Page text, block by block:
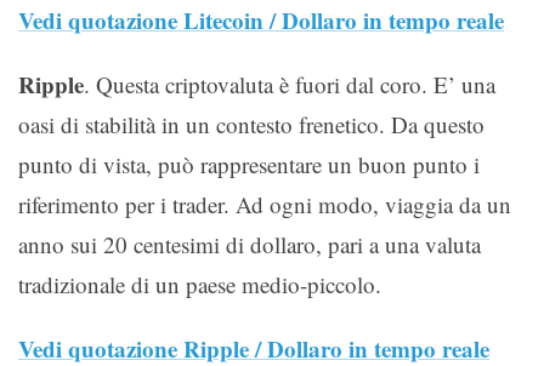
Vedi quotazione Litecoin / Dollaro in tempo reale
Ripple. Questa criptovaluta è fuori dal coro. E’ una
oasi di stabilità in un contesto frenetico. Da questo
punto di vista, può rappresentare un buon punto i
riferimento per i trader. Ad ogni modo, viaggia da un
anno sui 20 centesimi di dollaro, pari a una valuta
tradizionale di un paese medio-piccolo.
Vedi quotazione Ripple / Dollaro in tempo reale